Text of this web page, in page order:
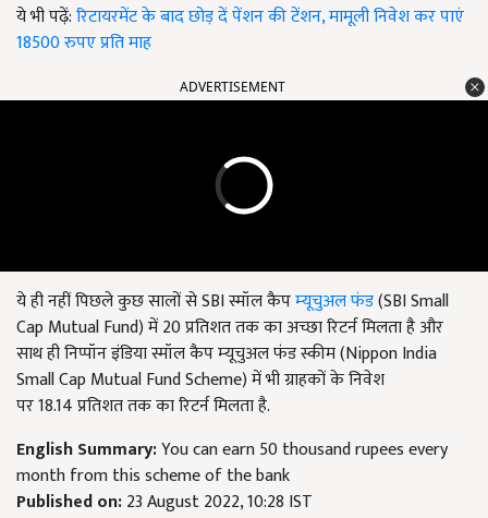
ये भी पढ़ें:रिटायरमेंट के बाद छोड़ दें पेंशन की टेंशन, मामूली निवेश कर पाएं
18500 रुपए प्रति माह
ADVERTISEMENT
ये ही नहीं पिछले कुछ सालों से SBI स्मॉल कैपम्‍यूचुअल फंड(SBI Small
Cap Mutual Fund)में20 प्रतिशत तक का अच्छा रिटर्न मिलता है और
साथ ही निप्पॉन इंडिया स्मॉल कैप म्‍यूचुअल फंड स्कीम (Nippon India
Small Cap Mutual Fund Scheme)में भी ग्राहकों के निवेश
पर18.14 प्रतिशत तक का रिटर्न मिलता है.
English Summary:You can earn 50 thousand rupees every
month from this scheme of the bank
Published on:23 August 2022, 10:28 IST